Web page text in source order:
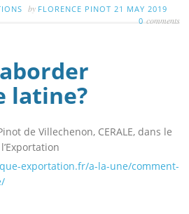
by FLORENCE PINOT 21 MAY 2019
0 comments
latine?
de Villechenon, CERALE, dans le
exportation.fr/a-la-une/comment-